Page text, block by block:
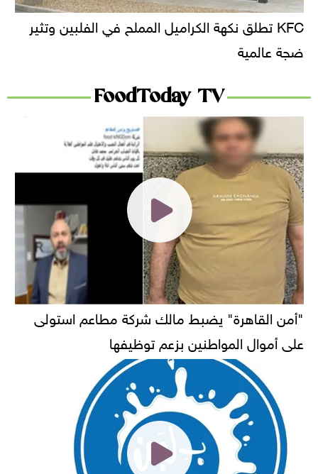
KFC تطلق نكهة الكراميل المملح في الفلبين وتثير
ضجة عالمية
FoodToday TV
"أمن القاهرة" يضبط مالك شركة مطاعم استولى
على أموال المواطنين بزعم توظيفها